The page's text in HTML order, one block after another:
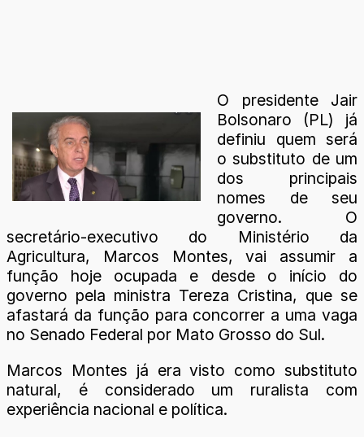
O presidente Jair
Bolsonaro (PL) já
definiu quem será
o substituto de um
dos principais
nomes de seu
governo. O
secretário-executivo do Ministério da
Agricultura, Marcos Montes, vai assumir a
função hoje ocupada e desde o início do
governo pela ministra Tereza Cristina, que se
afastará da função para concorrer a uma vaga
no Senado Federal por Mato Grosso do Sul.
Marcos Montes já era visto como substituto
natural, é considerado um ruralista com
experiência nacional e política.